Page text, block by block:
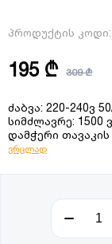
პროდუქტის კოდი:
195 ₾ 309 ₾
ძაბვა: 220-240ვ
სიმძლავრე: 1500
დამჭერი თავაკის
ვრცლად